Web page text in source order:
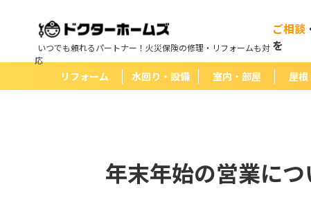
いつでも頼れるパートナー！火災保険の修理・リフォームも対
応
ご相談
を
リフォーム 水回り・設備 室内・部屋 屋根
年末年始の営業に